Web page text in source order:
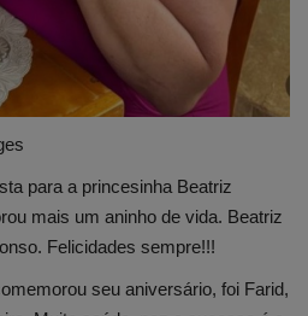
para a princesinha Beatriz
mais um aninho de vida. Beatriz
Felicidades sempre!!!
seu aniversário, foi Farid,